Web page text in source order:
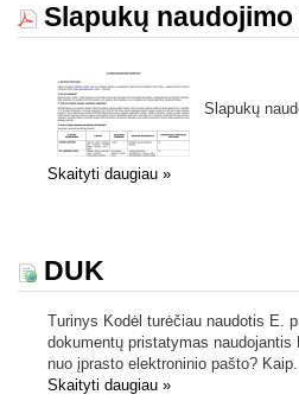
Slapukų
Slapukų
Skaityti daugiau »
DUK
Turinys Kodėl turėčiau naudotis E.
dokumentų pristatymas
nuo įprasto elektroninio pašto?
Skaityti daugiau »